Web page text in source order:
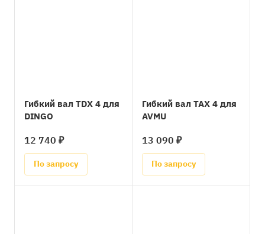
Гибкий вал TDX 4 для
DINGO
12 740 ₽
По запросу
Гибкий вал TAX 4 для
AVMU
13 090 ₽
По запросу